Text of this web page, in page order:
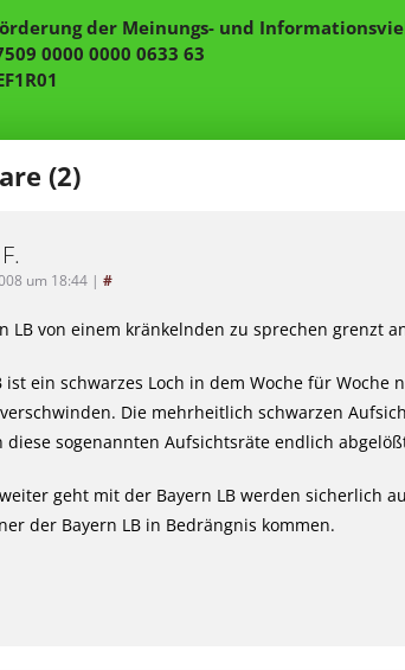
der Meinungs- und
0000 0000 0633 63
(2)
um 18:44 | #
LB von einem kränkelnden zu sprechen grenzt
ist ein schwarzes Loch in dem Woche für
Die mehrheitlich schwarzen
diese sogenannten Aufsichtsräte endlich
geht mit der Bayern LB werden sicherlich
der Bayern LB in Bedrängnis kommen.